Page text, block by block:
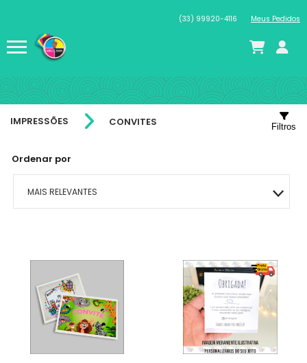
(33) 99920-4116 Meus Pedidos
IMPRESSÕES CONVITES
Ordenar por
MAIS RELEVANTES
MENOR PREÇO
MAIOR PREÇO
Filtros